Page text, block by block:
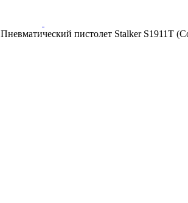
Пневматический пистолет Stalker S1911T